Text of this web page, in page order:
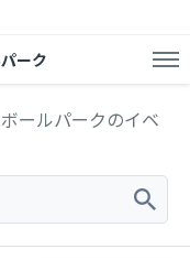
ーク
ールパークのイベ